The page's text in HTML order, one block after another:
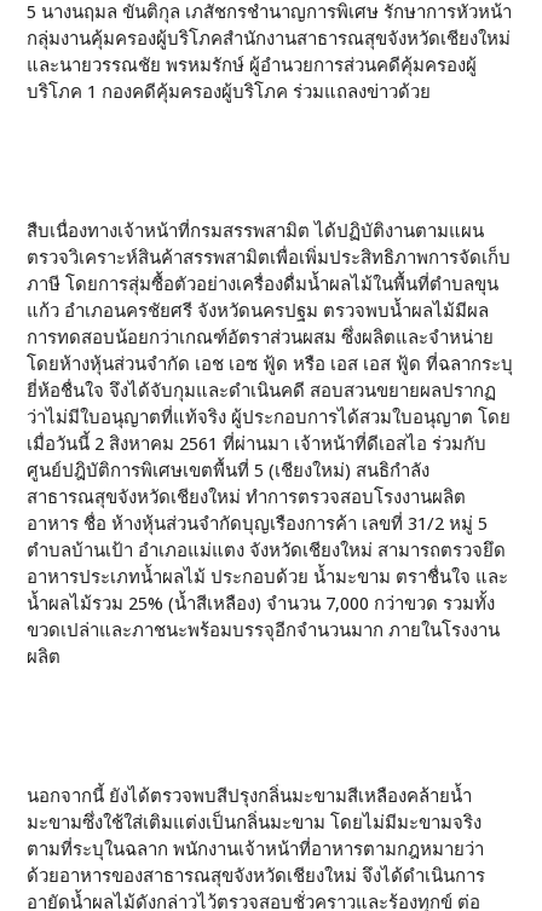
5 นางนฤมล ขันติกุล เภสัชกรชำนาญการพิเศษ รักษาการหัวหน้า
กลุ่มงานคุ้มครองผู้บริโภคสำนักงานสาธารณสุขจังหวัดเชียงใหม่
และนายวรรณชัย พรหมรักษ์ ผู้อำนวยการส่วนคดีคุ้มครองผู้
บริโภค 1 กองคดีคุ้มครองผู้บริโภค ร่วมแถลงข่าวด้วย
สืบเนื่องทางเจ้าหน้าที่กรมสรรพสามิต ได้ปฏิบัติงานตามแผน
ตรวจวิเคราะห์สินค้าสรรพสามิตเพื่อเพิ่มประสิทธิภาพการจัดเก็บ
ภาษี โดยการสุ่มซื้อตัวอย่างเครื่องดื่มน้ำผลไม้ในพื้นที่ตำบลขุน
แก้ว อำเภอนครชัยศรี จังหวัดนครปฐม ตรวจพบน้ำผลไม้มีผล
การทดสอบน้อยกว่าเกณฑ์อัตราส่วนผสม ซึ่งผลิตและจำหน่าย
โดยห้างหุ้นส่วนจำกัด เอช เอซ ฟู้ด หรือ เอส เอส ฟู้ด ที่ฉลากระบุ
ยี่ห้อชื่นใจ จึงได้จับกุมและดำเนินคดี สอบสวนขยายผลปรากฏ
ว่าไม่มีใบอนุญาตที่แท้จริง ผู้ประกอบการได้สวมใบอนุญาต โดย
เมื่อวันนี้ 2 สิงหาคม 2561 ที่ผ่านมา เจ้าหน้าที่ดีเอสไอ ร่วมกับ
ศูนย์ปฎิบัติการพิเศษเขตพื้นที่ 5 (เชียงใหม่) สนธิกำลัง
สาธารณสุขจังหวัดเชียงใหม่ ทำการตรวจสอบโรงงานผลิต
อาหาร ชื่อ ห้างหุ้นส่วนจํากัดบุญเรืองการค้า เลขที่ 31/2 หมู่ 5
ตำบลบ้านเป้า อำเภอแม่แตง จังหวัดเชียงใหม่ สามารถตรวจยึด
อาหารประเภทน้ำผลไม้ ประกอบด้วย น้ำมะขาม ตราชื่นใจ และ
น้ำผลไม้รวม 25% (น้ำสีเหลือง) จำนวน 7,000 กว่าขวด รวมทั้ง
ขวดเปล่าและภาชนะพร้อมบรรจุอีกจำนวนมาก ภายในโรงงาน
ผลิต
นอกจากนี้ ยังได้ตรวจพบสีปรุงกลิ่นมะขามสีเหลืองคล้ายน้ำ
มะขามซึ่งใช้ใส่เติมแต่งเป็นกลิ่นมะขาม โดยไม่มีมะขามจริง
ตามที่ระบุในฉลาก พนักงานเจ้าหน้าที่อาหารตามกฎหมายว่า
ด้วยอาหารของสาธารณสุขจังหวัดเชียงใหม่ จึงได้ดำเนินการ
อายัดน้ำผลไม้ดังกล่าวไว้ตรวจสอบชั่วคราวและร้องทุกข์ ต่อ